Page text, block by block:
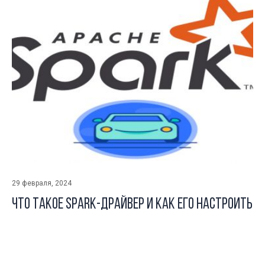
29 февраля, 2024
Что такое Spark-драйвер и как его настроить